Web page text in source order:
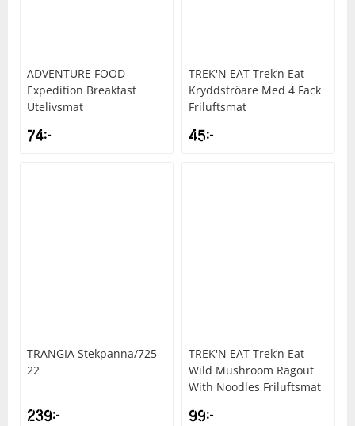
ADVENTURE FOOD
Expedition Breakfast
Utelivsmat
74kr
TREK'N EAT Trek’n Eat
Kryddströare Med 4 Fack
Friluftsmat
45kr
TRANGIA Stekpanna/725-
22
239kr
TREK'N EAT Trek’n Eat
Wild Mushroom Ragout
With Noodles Friluftsmat
99kr